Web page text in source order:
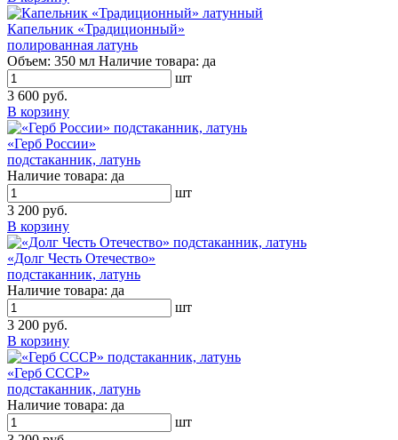
Капельник «Традиционный»
полированная латунь
Объем: 350 мл Наличие товара: да
шт
3 600 руб.
В корзину
«Герб России»
подстаканник, латунь
Наличие товара: да
шт
3 200 руб.
В корзину
«Долг Честь Отечество»
подстаканник, латунь
Наличие товара: да
шт
3 200 руб.
В корзину
«Герб СССР»
подстаканник, латунь
Наличие товара: да
шт